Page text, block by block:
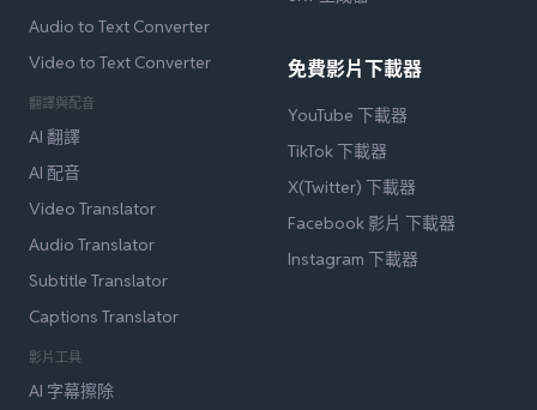
Audio to Text Converter
Video to Text Converter
翻譯與配音
AI 翻譯
AI 配音
Video Translator
Audio Translator
Subtitle Translator
Captions Translator
影片工具
AI 字幕擦除
免費影片下載器
YouTube 下載器
TikTok 下載器
X(Twitter) 下載器
Facebook 影片 下載器
Instagram 下載器